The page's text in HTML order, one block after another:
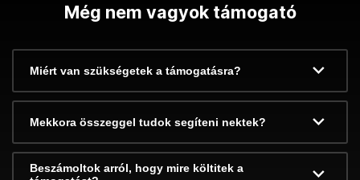
Még nem vagyok támogató
Miért van szükségetek a támogatásra?
Mekkora összeggel tudok segíteni nektek?
Beszámoltok arról, hogy mire költitek a